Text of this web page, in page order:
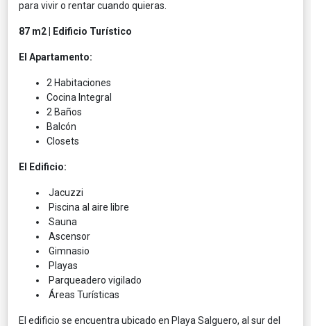
para vivir o rentar cuando quieras.
87 m2 | Edificio Turístico
El Apartamento:
2 Habitaciones
Cocina Integral
2 Baños
Balcón
Closets
El Edificio:
Jacuzzi
Piscina al aire libre
Sauna
Ascensor
Gimnasio
Playas
Parqueadero vigilado
Áreas Turísticas
El edificio se encuentra ubicado en Playa Salguero, al sur del